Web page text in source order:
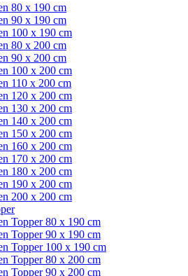
80 x 190 cm
90 x 190 cm
100 x 190 cm
80 x 200 cm
90 x 200 cm
100 x 200 cm
110 x 200 cm
120 x 200 cm
130 x 200 cm
140 x 200 cm
150 x 200 cm
160 x 200 cm
170 x 200 cm
180 x 200 cm
190 x 200 cm
200 x 200 cm
Topper 80 x 190 cm
Topper 90 x 190 cm
Topper 100 x 190 cm
Topper 80 x 200 cm
Topper 90 x 200 cm